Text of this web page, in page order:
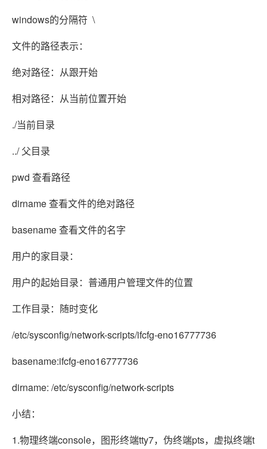
windows的分隔符 \
文件的路径表示：
绝对路径：从跟开始
相对路径：从当前位置开始
./当前目录
../ 父目录
pwd 查看路径
dirname 查看文件的绝对路径
basename 查看文件的名字
用户的家目录：
用户的起始目录：普通用户管理文件的位置
工作目录：随时变化
/etc/sysconfig/network-scripts/ifcfg-eno16777736
basename:ifcfg-eno16777736
dirname: /etc/sysconfig/network-scripts
小结：
1.物理终端console，图形终端tty7，伪终端pts，虚拟终端t